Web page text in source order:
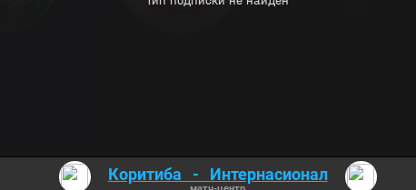
Коритиба - Интернасионал